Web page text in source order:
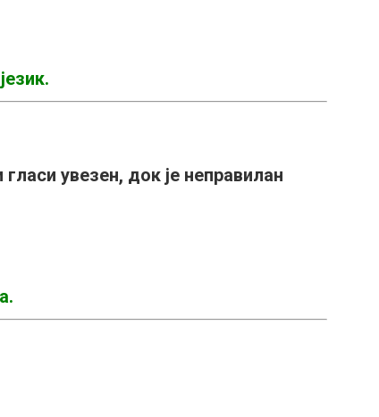
увезен, док је неправилан